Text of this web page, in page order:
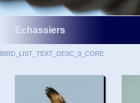
Echassiers
BIRD_LIST_TEXT_DESC_0_CORE